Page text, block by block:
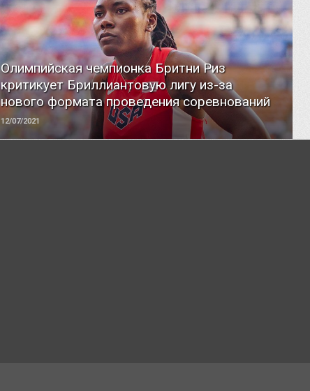
Олимпийская чемпионка Бритни Риз
критикует Бриллиантовую лигу из-за
нового формата проведения соревнований
12/07/2021
ЧИТАТЬ